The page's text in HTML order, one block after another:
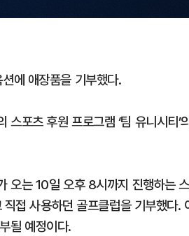
에 애장품을 기부했다.
스포츠 후원 프로그램 ‘팀 유니시티
오는 10일 오후 8시까지 진행하는
접 사용하던 골프클럽을 기부했다
될 예정이다.